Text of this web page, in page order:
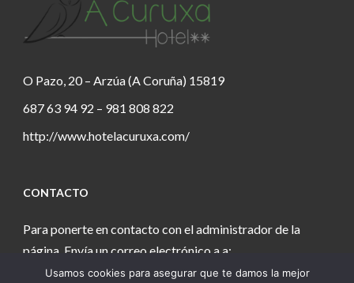
O Pazo, 20 – Arzúa (A Coruña) 15819
687 63 94 92 – 981 808 822
http://www.hotelacuruxa.com/
CONTACTO
Para ponerte en contacto con el administrador de la
página. Envía un correo electrónico a a:
estanochetecuento@gmail.com
Usamos cookies para asegurar que te damos la mejor